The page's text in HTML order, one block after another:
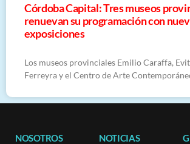
Córdoba Capital: Tres museos
renuevan su programación con
exposiciones
Los museos provinciales Emilio Caraffa,
Ferreyra y el Centro de Arte
NOSOTROS NOTICIAS